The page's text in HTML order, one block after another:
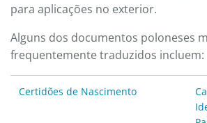
para aplicações no exterior.
Alguns dos documentos poloneses
frequentemente traduzidos incluem:
Certidões de Nascimento